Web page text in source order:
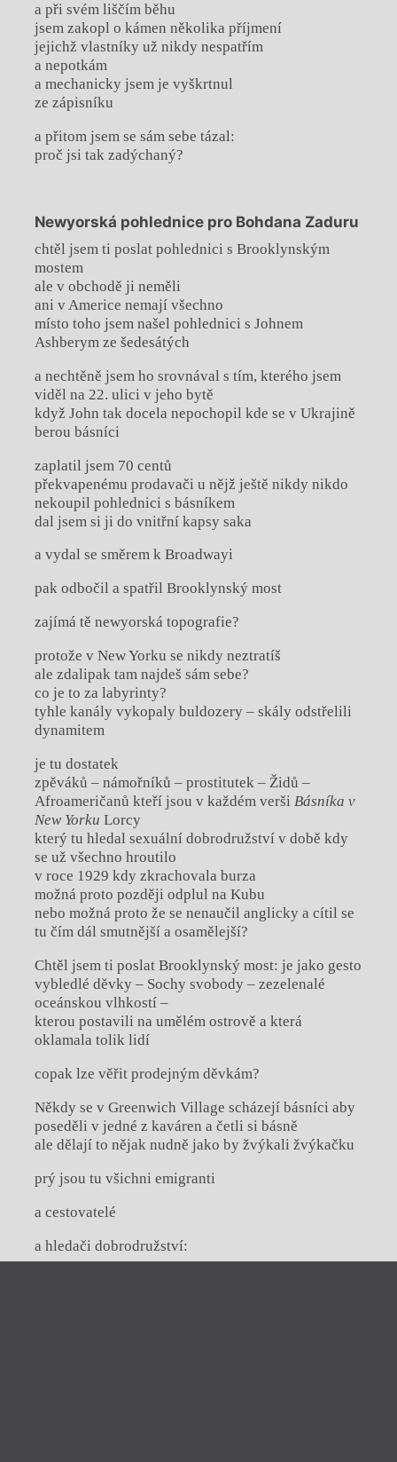
a při svém liščím běhu
jsem zakopl o kámen několika příjmení
jejichž vlastníky už nikdy nespatřím
a nepotkám
a mechanicky jsem je vyškrtnul
ze zápisníku
a přitom jsem se sám sebe tázal:
proč jsi tak zadýchaný?
Newyorská pohlednice pro Bohdana Zaduru
chtěl jsem ti poslat pohlednici s Brooklynským
mostem
ale v obchodě ji neměli
ani v Americe nemají všechno
místo toho jsem našel pohlednici s Johnem
Ashberym ze šedesátých
a nechtěně jsem ho srovnával s tím, kterého jsem
viděl na 22. ulici v jeho bytě
když John tak docela nepochopil kde se v Ukrajině
berou básníci
zaplatil jsem 70 centů
překvapenému prodavači u nějž ještě nikdy nikdo
nekoupil pohlednici s básníkem
dal jsem si ji do vnitřní kapsy saka
a vydal se směrem k Broadwayi
pak odbočil a spatřil Brooklynský most
zajímá tě newyorská topografie?
protože v New Yorku se nikdy neztratíš
ale zdalipak tam najdeš sám sebe?
co je to za labyrinty?
tyhle kanály vykopaly buldozery – skály odstřelili
dynamitem
je tu dostatek
zpěváků – námořníků – prostitutek – Židů –
Afroameričanů kteří jsou v každém verši Básníka v
New Yorku Lorcy
který tu hledal sexuální dobrodružství v době kdy
se už všechno hroutilo
v roce 1929 kdy zkrachovala burza
možná proto později odplul na Kubu
nebo možná proto že se nenaučil anglicky a cítil se
tu čím dál smutnější a osamělejší?
Chtěl jsem ti poslat Brooklynský most: je jako gesto
vybledlé děvky – Sochy svobody – zezelenalé
oceánskou vlhkostí –
kterou postavili na umělém ostrově a která
oklamala tolik lidí
copak lze věřit prodejným děvkám?
Někdy se v Greenwich Village scházejí básníci aby
poseděli v jedné z kaváren a četli si básně
ale dělají to nějak nudně jako by žvýkali žvýkačku
prý jsou tu všichni emigranti
a cestovatelé
a hledači dobrodružství: